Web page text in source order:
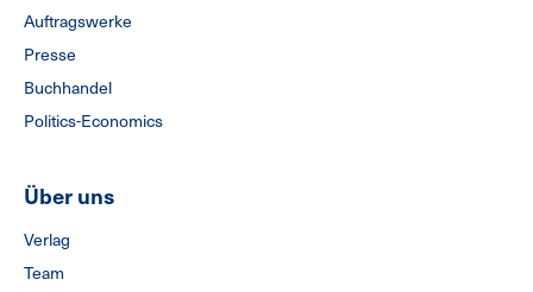
Auftragswerke
Presse
Buchhandel
Politics-Economics
Über uns
Verlag
Team